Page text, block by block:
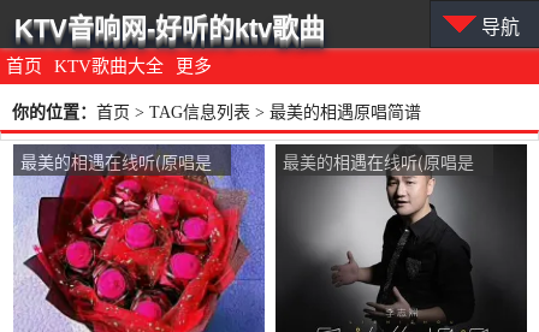
首页 KTV歌曲大全 更多
KTV音响网-好听的ktv歌曲 导航
你的位置： 首页 > TAG信息列表 > 最美的相遇原唱简谱
最美的相遇在线听(原唱是
李志洲)，今世缘演唱点
播:197次
最美的相遇在线听(原唱是
李志洲)，一生有你演唱点